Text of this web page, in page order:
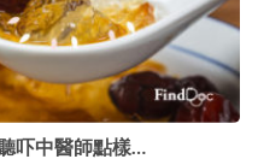
吓中醫師點樣…